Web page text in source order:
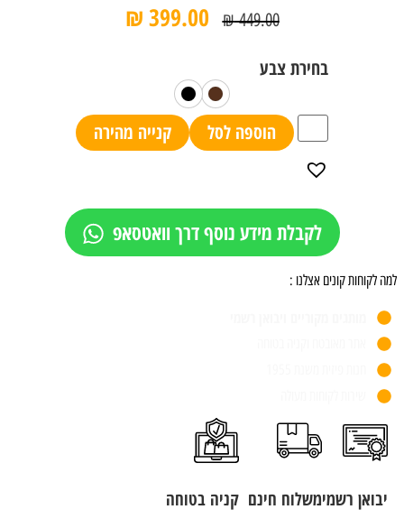
₪449.00
₪399.00
הוספה לסל קנייה מהירה
לקבלת מידע נוסף דרך וואטסאפ
למה לקוחות קונים אצלנו :
יבואן רשמימשלוח חינם קניה בטוחה